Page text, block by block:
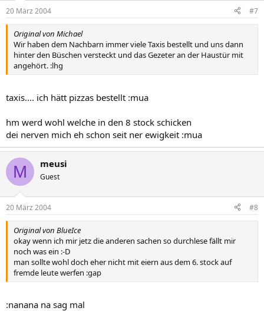
20 März 2004 #7
Original von Michael
Wir haben dem Nachbarn immer viele Taxis bestellt und uns dann
hinter den Büschen versteckt und das Gezeter an der Haustür mit
angehört. :lhg
taxis.... ich hätt pizzas bestellt :mua
hm werd wohl welche in den 8 stock schicken
dei nerven mich eh schon seit ner ewigkeit :mua
M meusi
Guest
20 März 2004 #8
Original von BlueIce
okay wenn ich mir jetz die anderen sachen so durchlese fällt mir
noch was ein :-D
man sollte wohl doch eher nicht mit eiern aus dem 6. stock auf
fremde leute werfen :gap
:nanana na sag mal